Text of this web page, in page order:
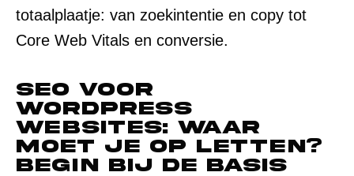
totaalplaatje: van zoekintentie en copy tot
Core Web Vitals en conversie.
SEO voor
WordPress
websites: waar
moet je op letten?
Begin bij de basis